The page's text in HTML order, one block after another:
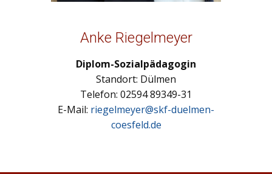
Anke Riegelmeyer
Diplom-Sozialpädagogin
Standort: Dülmen
Telefon: 02594 89349-31
E-Mail: riegelmeyer@skf-duelmen-
coesfeld.de